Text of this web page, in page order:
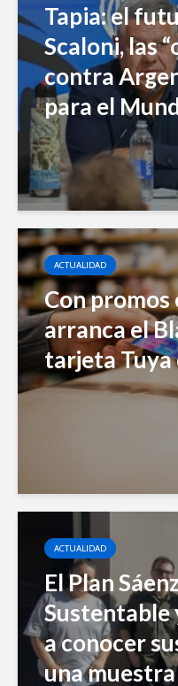
Tapia: el
Scaloni, las
contra
para el
ACTUALIDAD
Con promos
arranca el
tarjeta Tuya
ACTUALIDAD
El Plan
a conocer
una